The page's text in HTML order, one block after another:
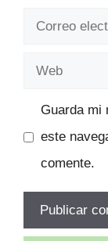
Correo
Web
Guarda mi
este
comente.